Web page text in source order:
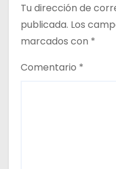
a
s
Tu dirección de
publicada. Los
marcados con *
Comentario *